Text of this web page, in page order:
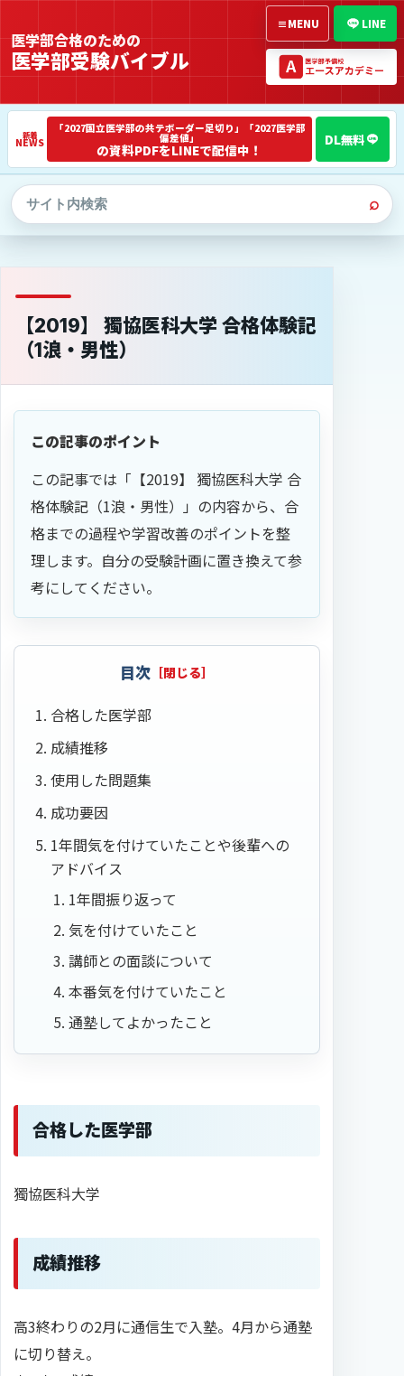
医学部合格のための
医学部受験バイブル
NEWS
「2027国立医学部の共テボーダー足切り」「2027医学部
偏差値」
の資料PDFをLINEで配信中！
⌕
LINE
≡MENU
【2019】 獨協医科大学 合格体験記
（1浪・男性）
この記事のポイント
この記事では「【2019】 獨協医科大学 合
格体験記（1浪・男性）」の内容から、合
格までの過程や学習改善のポイントを整
理します。自分の受験計画に置き換えて参
考にしてください。
目次
合格した医学部
成績推移
使用した問題集
成功要因
1年間気を付けていたことや後輩への
アドバイス
1年間振り返って
気を付けていたこと
講師との面談について
本番気を付けていたこと
通塾してよかったこと
合格した医学部
獨協医科大学
成績推移
高3終わりの2月に通信生で入塾。4月から通塾
に切り替え。